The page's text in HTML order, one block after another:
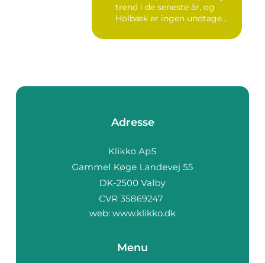
trend i de seneste år, og
Holbæk er ingen undtage...
Adresse
web: www.klikko.dk
Menu